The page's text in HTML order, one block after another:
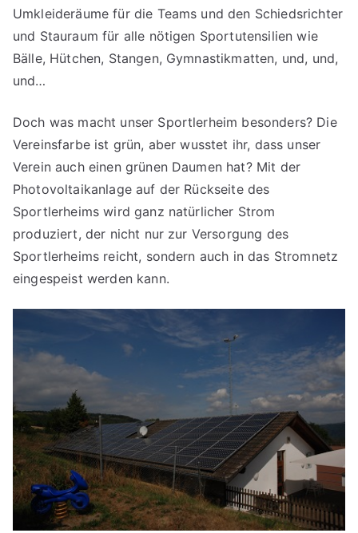
Umkleideräume für die Teams und den Schiedsrichter
und Stauraum für alle nötigen Sportutensilien wie
Bälle, Hütchen, Stangen, Gymnastikmatten, und, und,
und…
Doch was macht unser Sportlerheim besonders? Die
Vereinsfarbe ist grün, aber wusstet ihr, dass unser
Verein auch einen grünen Daumen hat? Mit der
Photovoltaikanlage auf der Rückseite des
Sportlerheims wird ganz natürlicher Strom
produziert, der nicht nur zur Versorgung des
Sportlerheims reicht, sondern auch in das Stromnetz
eingespeist werden kann.